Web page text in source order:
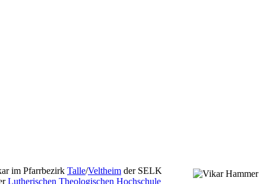
im Pfarrbezirk Talle/Veltheim der SELK
Lutherischen Theologischen Hochschule